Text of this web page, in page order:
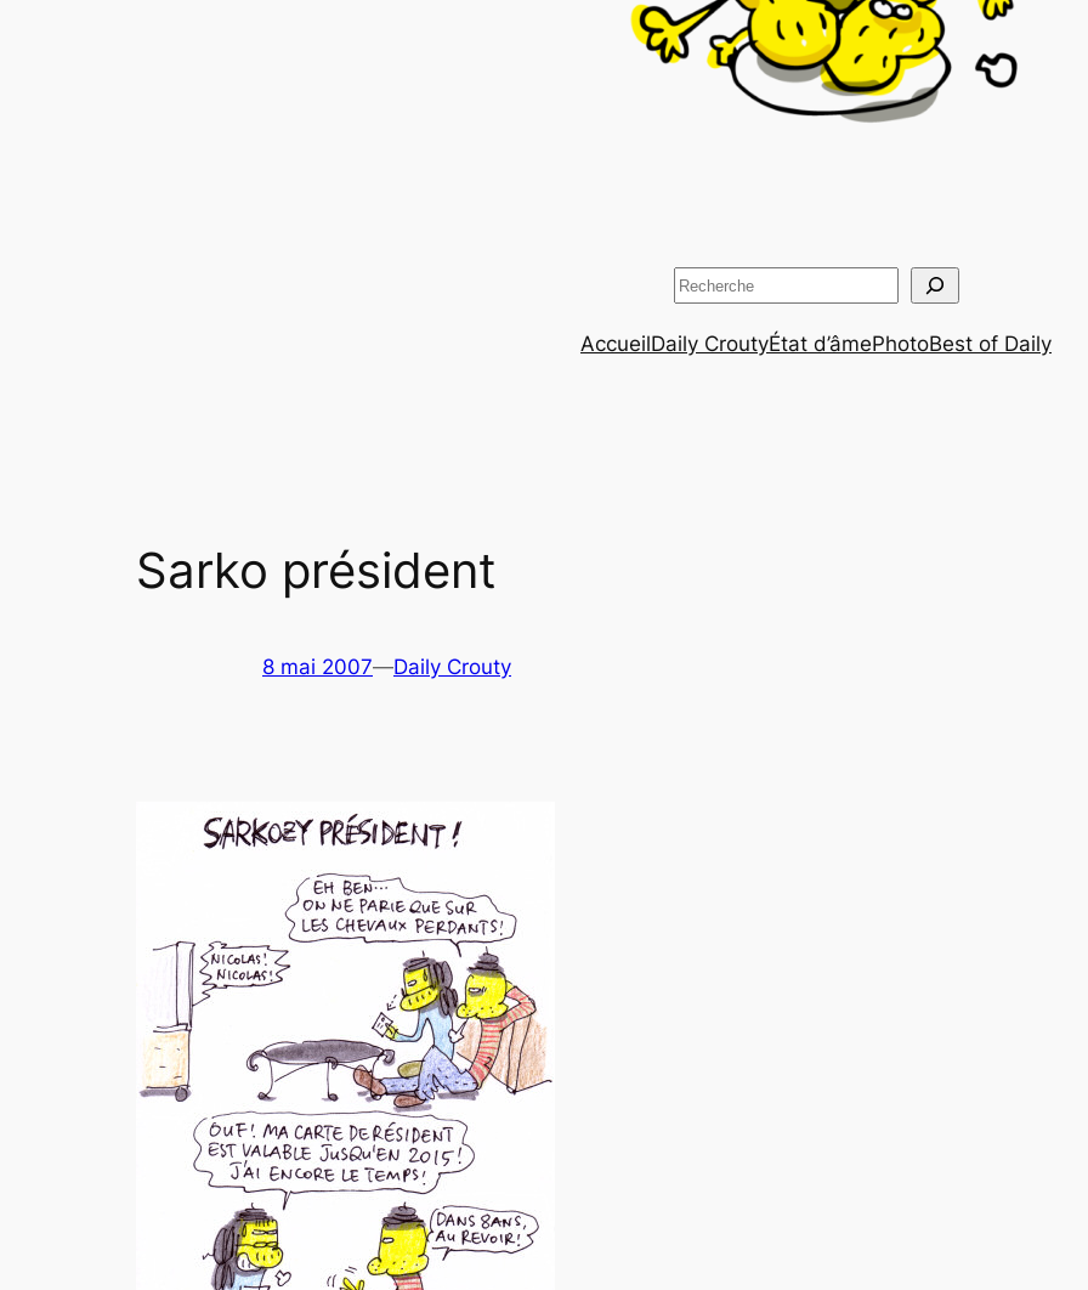
Rechercher
AccueilDaily CroutyÉtat d’âmePhotoBest of Daily
Sarko président
8 mai 2007—Daily Crouty